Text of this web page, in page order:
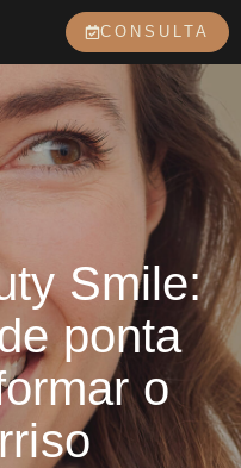
CONSULTA
Smile:
ponta
o